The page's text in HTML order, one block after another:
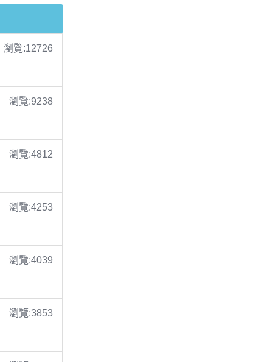
瀏覽:12726
瀏覽:9238
瀏覽:4812
瀏覽:4253
瀏覽:4039
瀏覽:3853